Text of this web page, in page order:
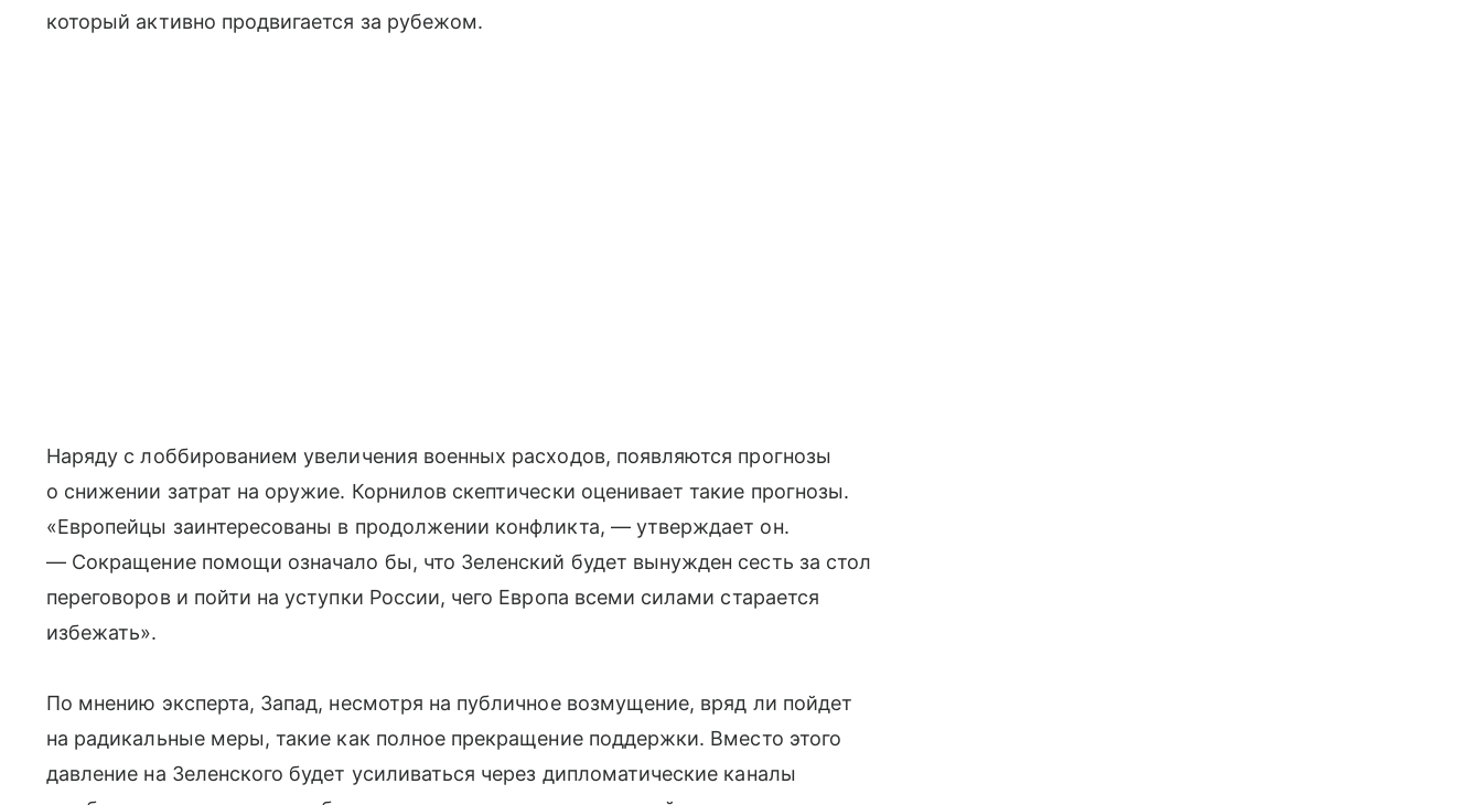
который активно продвигается за рубежом.
Наряду с лоббированием увеличения военных расходов, появляются прогнозы
о снижении затрат на оружие. Корнилов скептически оценивает такие прогнозы.
«Европейцы заинтересованы в продолжении конфликта, — утверждает он.
— Сокращение помощи означало бы, что Зеленский будет вынужден сесть за стол
переговоров и пойти на уступки России, чего Европа всеми силами старается
избежать».
По мнению эксперта, Запад, несмотря на публичное возмущение, вряд ли пойдет
на радикальные меры, такие как полное прекращение поддержки. Вместо этого
давление на Зеленского будет усиливаться через дипломатические каналы